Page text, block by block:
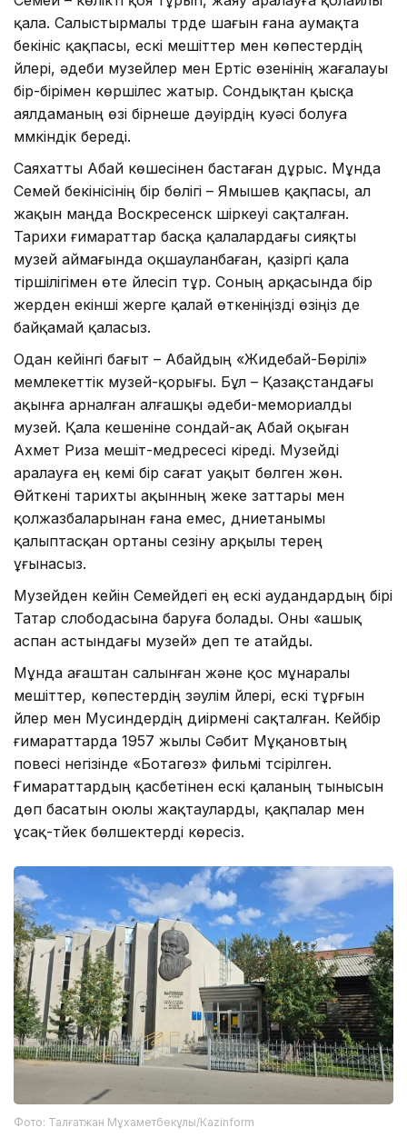
қала. Салыстырмалы түрде шағын ғана аумақта
бекініс қақпасы, ескі мешіттер мен көпестердің
үйлері, әдеби музейлер мен Ертіс өзенінің жағалауы
бір-бірімен көршілес жатыр. Сондықтан қысқа
аялдаманың өзі бірнеше дәуірдің куәсі болуға
мүмкіндік береді.
Саяхатты Абай көшесінен бастаған дұрыс. Мұнда
Семей бекінісінің бір бөлігі – Ямышев қақпасы, ал
жақын маңда Воскресенск шіркеуі сақталған.
Тарихи ғимараттар басқа қалалардағы сияқты
музей аймағында оқшауланбаған, қазіргі қала
тіршілігімен өте үйлесіп тұр. Соның арқасында бір
жерден екінші жерге қалай өткеніңізді өзіңіз де
байқамай қаласыз.
Одан кейінгі бағыт – Абайдың «Жидебай-Бөрілі»
мемлекеттік музей-қорығы. Бұл – Қазақстандағы
ақынға арналған алғашқы әдеби-мемориалды
музей. Қала кешеніне сондай-ақ Абай оқыған
Ахмет Риза мешіт-медресесі кіреді. Музейді
аралауға ең кемі бір сағат уақыт бөлген жөн.
Өйткені тарихты ақынның жеке заттары мен
қолжазбаларынан ғана емес, дүниетанымы
қалыптасқан ортаны сезіну арқылы терең
ұғынасыз.
Музейден кейін Семейдегі ең ескі аудандардың бірі
Татар слободасына баруға болады. Оны «ашық
аспан астындағы музей» деп те атайды.
Мұнда ағаштан салынған және қос мұнаралы
мешіттер, көпестердің зәулім үйлері, ескі тұрғын
үйлер мен Мусиндердің диірмені сақталған. Кейбір
ғимараттарда 1957 жылы Сәбит Мұқановтың
повесі негізінде «Ботагөз» фильмі түсірілген.
Ғимараттардың қасбетінен ескі қаланың тынысын
дөп басатын оюлы жақтауларды, қақпалар мен
ұсақ-түйек бөлшектерді көресіз.
Фото: Талғатжан Мұхаметбекұлы/Кazinform